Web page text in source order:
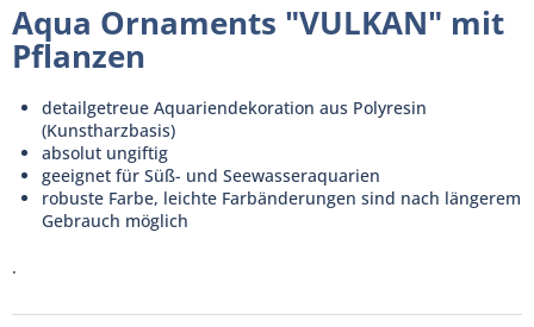
Aqua Ornaments "VULKAN" mit
Pflanzen
detailgetreue Aquariendekoration aus Polyresin
(Kunstharzbasis)
absolut ungiftig
geeignet für Süß- und Seewasseraquarien
robuste Farbe, leichte Farbänderungen sind nach längerem
Gebrauch möglich
.